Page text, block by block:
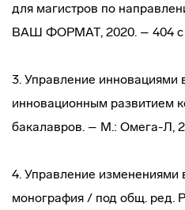
для магистров по
ВАШ ФОРМАТ, 2020. – 404 с
3. Управление инновациями
инновационным развитием
бакалавров. – М.: Омега-Л,
4. Управление изменениями
монография / под общ. ред.